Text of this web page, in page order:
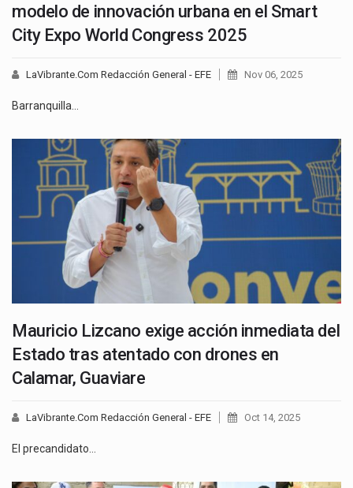
modelo de innovación urbana en el Smart
City Expo World Congress 2025
LaVibrante.Com Redacción General - EFE Nov 06, 2025
Barranquilla…
Mauricio Lizcano exige acción inmediata del
Estado tras atentado con drones en
Calamar, Guaviare
LaVibrante.Com Redacción General - EFE Oct 14, 2025
El precandidato…